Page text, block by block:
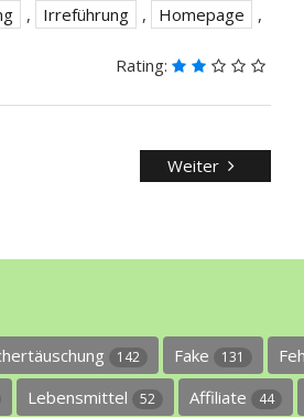
, Irreführung , Homepage
,
Rating:
Weiter
142 Fake 131
Lebensmittel 52 Affiliate 44